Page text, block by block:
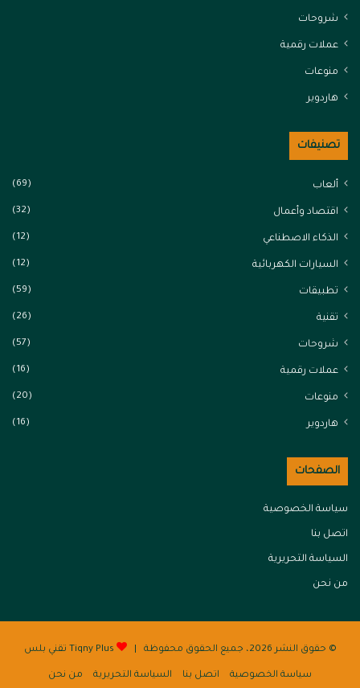
شروحات
عملات رقمية
منوعات
هاردوير
تصنيفات
ألعاب (69)
اقتصاد وأعمال (32)
الذكاء الاصطناعي (12)
السيارات الكهربائية (12)
تطبيقات (59)
تقنية (26)
شروحات (57)
عملات رقمية (16)
منوعات (20)
هاردوير (16)
الصفحات
سياسة الخصوصية
اتصل بنا
السياسة التحريرية
من نحن
© حقوق النشر 2026، جميع الحقوق محفوظة | Tiqny Plus تقني بلس
سياسة الخصوصية اتصل بنا السياسة التحريرية من نحن